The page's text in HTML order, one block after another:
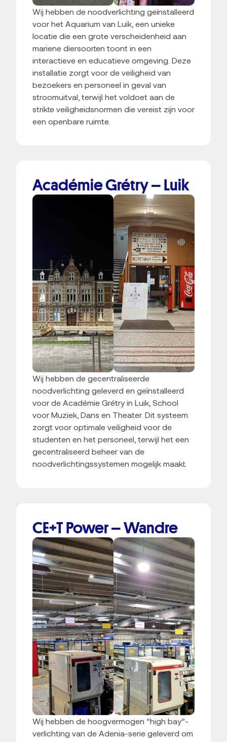
Wij hebben de noodverlichting geïnstalleerd
voor het Aquarium van Luik, een unieke
locatie die een grote verscheidenheid aan
mariene diersoorten toont in een
interactieve en educatieve omgeving. Deze
installatie zorgt voor de veiligheid van
bezoekers en personeel in geval van
stroomuitval, terwijl het voldoet aan de
strikte veiligheidsnormen die vereist zijn voor
een openbare ruimte.
Académie Grétry – Luik
Wij hebben de gecentraliseerde
noodverlichting geleverd en geïnstalleerd
voor de Académie Grétry in Luik, School
voor Muziek, Dans en Theater. Dit systeem
zorgt voor optimale veiligheid voor de
studenten en het personeel, terwijl het een
gecentraliseerd beheer van de
noodverlichtingssystemen mogelijk maakt.
CE+T Power – Wandre
Wij hebben de hoogvermogen “high bay”-
verlichting van de Adenia-serie geleverd om